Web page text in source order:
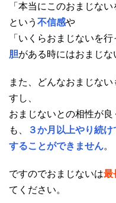
「本当にこのおまじな
という 不信感や
「いくらおまじないを
胆がある時にはおまじな
また、どんなおまじな
すし、
おまじないとの相性が
も、
３か月以上やり続
することができません。
ですのでおまじないは最
てください。